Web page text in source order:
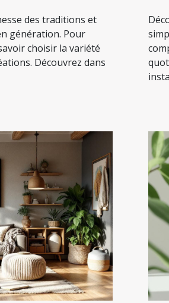
des traditions et
génération. Pour
choisir la variété
Découvrez dans